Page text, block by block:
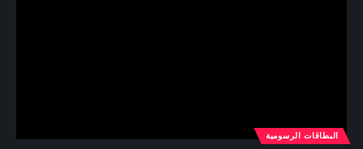
البطاقات الرسومية